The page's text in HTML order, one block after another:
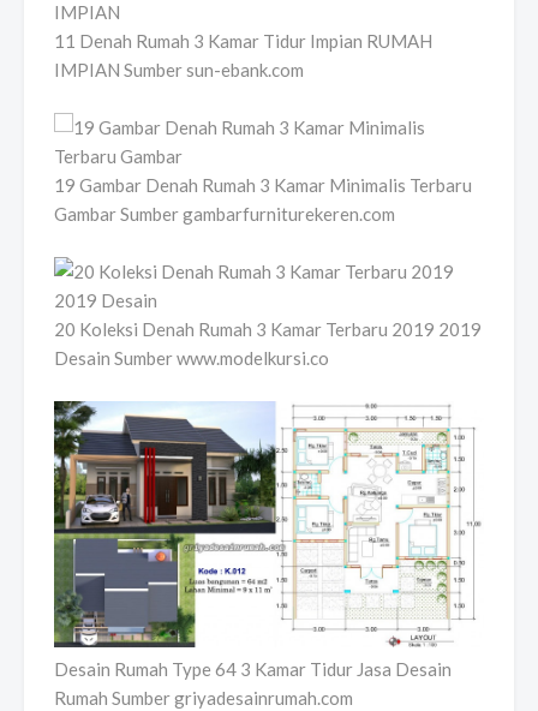
11 Denah Rumah 3 Kamar Tidur Impian RUMAH
IMPIAN Sumber sun-ebank.com
19 Gambar Denah Rumah 3 Kamar Minimalis Terbaru
Gambar Sumber gambarfurniturekeren.com
20 Koleksi Denah Rumah 3 Kamar Terbaru 2019 2019
Desain Sumber www.modelkursi.co
Desain Rumah Type 64 3 Kamar Tidur Jasa Desain
Rumah Sumber griyadesainrumah.com